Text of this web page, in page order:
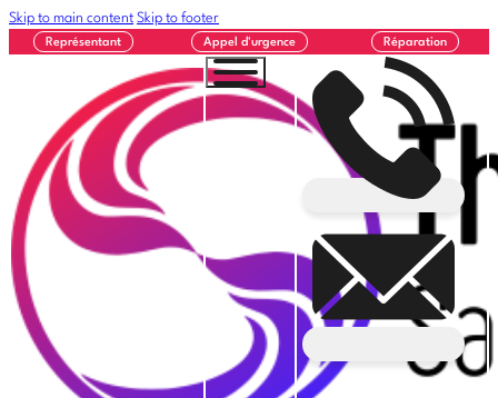
Skip to main content Skip to footer
Représentant Appel d'urgence Réparation